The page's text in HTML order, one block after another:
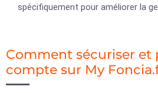
spécifiquement pour améliorer la
Comment sécuriser et
compte sur My